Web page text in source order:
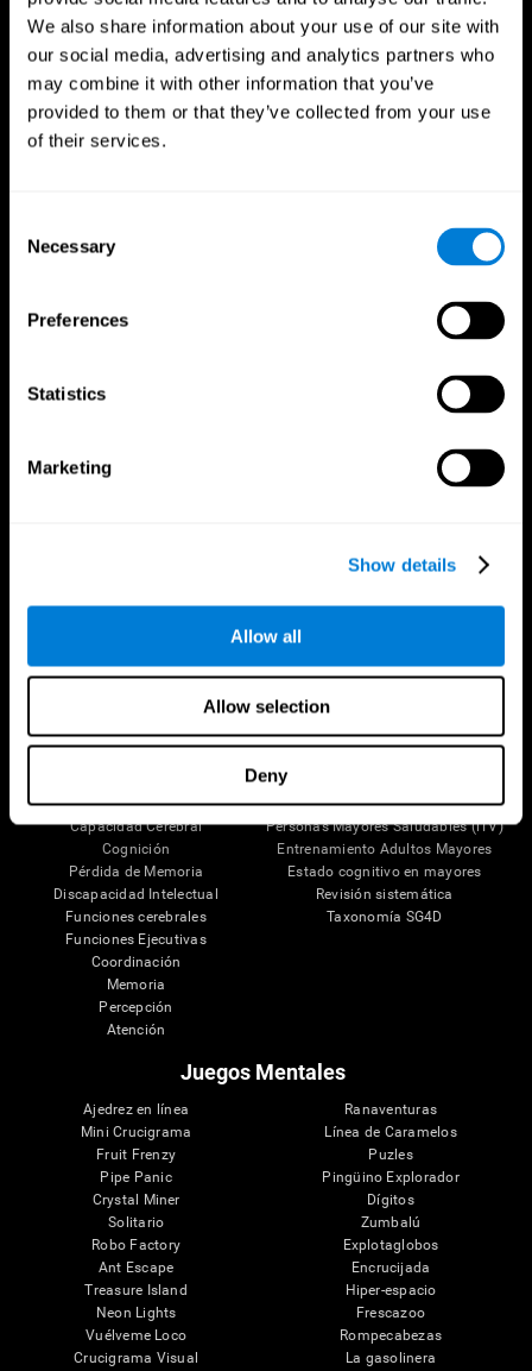
We also share information about your use of our site with
our social media, advertising and analytics partners who
may combine it with other information that you’ve
provided to them or that they’ve collected from your use
of their services.
Selection
Necessary
Preferences
Statistics
Marketing
Show details
Allow all
Allow selection
Deny
Tu Cerebro
Mente y Cerebro
Plasticidad Neuronal
Capacidad Cerebral
Cognición
Pérdida de Memoria
Discapacidad Intelectual
Funciones cerebrales
Funciones Ejecutivas
Coordinación
Memoria
Percepción
Atención
Investigación
Validación de las Terapias Digitales
Juegos de Ordenador
Evaluación Holistica
Personas Mayores Saludables (iTV)
Entrenamiento Adultos Mayores
Estado cognitivo en mayores
Revisión sistemática
Taxonomía SG4D
Juegos Mentales
Ajedrez en línea
Mini Crucigrama
Fruit Frenzy
Pipe Panic
Crystal Miner
Solitario
Robo Factory
Ant Escape
Treasure Island
Neon Lights
Vuélveme Loco
Crucigrama Visual
Ranaventuras
Línea de Caramelos
Puzles
Pingüino Explorador
Dígitos
Zumbalú
Explotaglobos
Encrucijada
Hiper-espacio
Frescazoo
Rompecabezas
La gasolinera